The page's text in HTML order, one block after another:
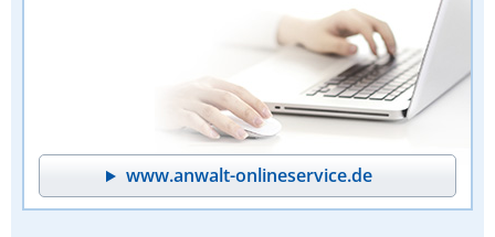
www.anwalt-onlineservice.de